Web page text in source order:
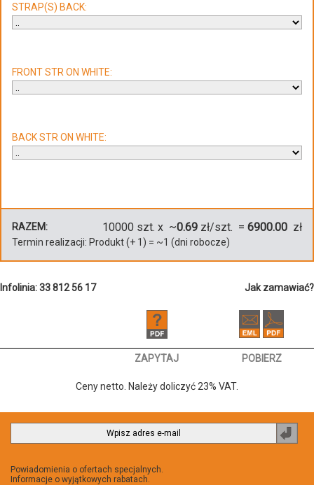
STRAP(S) BACK:
FRONT STR ON WHITE:
BACK STR ON WHITE:
RAZEM: 10000 szt. x ~0.69 zł/szt. = 6900.00 zł
Termin realizacji: Produkt(+ 1) = ~1 (dni robocze)
Infolinia: 33 812 56 17 Jak zamawiać?
ZAPYTAJ POBIERZ
Ceny netto. Należy doliczyć 23% VAT.
Powiadomienia o ofertach specjalnych.
Informacje o wyjątkowych rabatach.